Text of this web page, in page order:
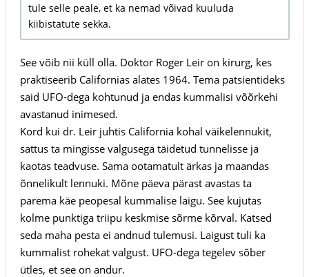
tule selle peale, et ka nemad võivad kuuluda
kiibistatute sekka.
See võib nii küll olla. Doktor Roger Leir on kirurg, kes
praktiseerib Californias alates 1964. Tema patsientideks
said UFO-dega kohtunud ja endas kummalisi võõrkehi
avastanud inimesed.
Kord kui dr. Leir juhtis California kohal väikelennukit,
sattus ta mingisse valgusega täidetud tunnelisse ja
kaotas teadvuse. Sama ootamatult ärkas ja maandas
õnnelikult lennuki. Mõne päeva pärast avastas ta
parema käe peopesal kummalise laigu. See kujutas
kolme punktiga triipu keskmise sõrme kõrval. Katsed
seda maha pesta ei andnud tulemusi. Laigust tuli ka
kummalist rohekat valgust. UFO-dega tegelev sõber
ütles, et see on andur.